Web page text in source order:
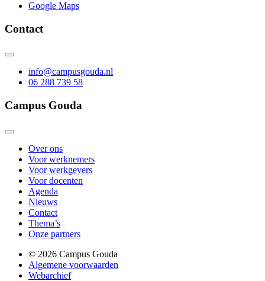
Google Maps
Contact
info@campusgouda.nl
06 288 739 58
Campus Gouda
Over ons
Voor werknemers
Voor werkgevers
Voor docenten
Agenda
Nieuws
Contact
Thema’s
Onze partners
© 2026 Campus Gouda
Algemene voorwaarden
Webarchief